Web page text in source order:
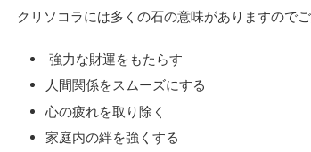
クリソコラには多くの石の意味がありますのでご
強力な財運をもたらす
人間関係をスムーズにする
心の疲れを取り除く
家庭内の絆を強くする